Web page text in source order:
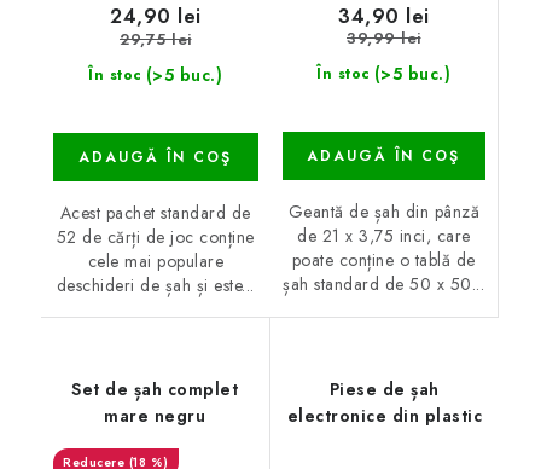
În stoc (>5 buc.)
24,90 lei
29,75 lei
ADAUGĂ ÎN COŞ
Acest pachet standard de
52 de cărți de joc conține
cele mai populare
deschideri de șah și este...
În stoc (>5 buc.)
34,90 lei
39,99 lei
ADAUGĂ ÎN COŞ
Geantă de șah din pânză
de 21 x 3,75 inci, care
poate conține o tablă de
șah standard de 50 x 50...
Set de șah complet
mare negru
(18 %)
Piese de șah
electronice din plastic